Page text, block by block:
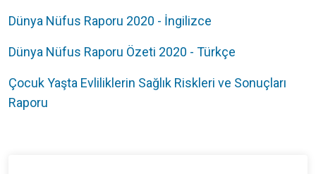
Dünya Nüfus Raporu 2020 - İngilizce
Dünya Nüfus Raporu Özeti 2020 - Türkçe
Çocuk Yaşta Evliliklerin Sağlık Riskleri ve Sonuçları
Raporu